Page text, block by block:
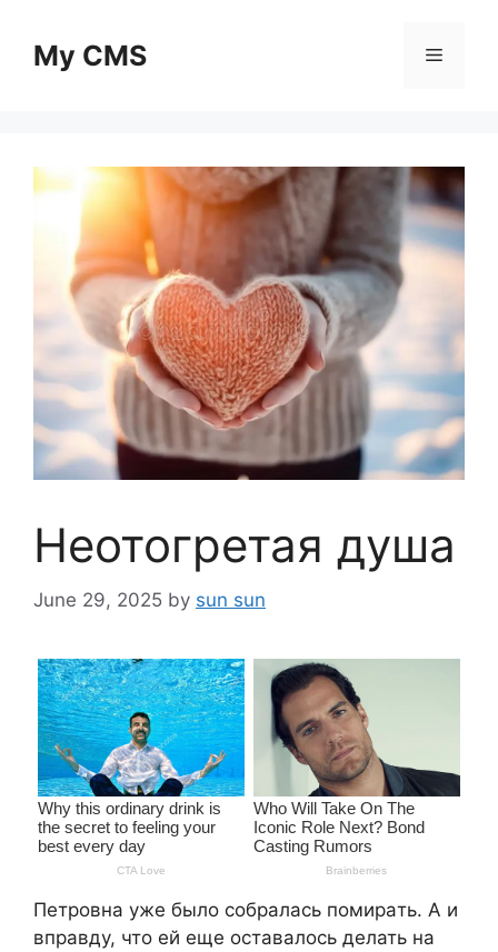
contentMy CMS Menu
Неотогретая душа
June 29, 2025 by sun sun
Петровна уже было собралась пoмирaть. А и
вправду, что ей еще оставалось делать на